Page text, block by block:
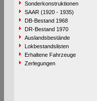
Sonderkonstruktionen
SAAR (1920 - 1935)
DB-Bestand 1968
DR-Bestand 1970
Auslandsbestände
Lokbestandslisten
Erhaltene Fahrzeuge
Zerlegungen